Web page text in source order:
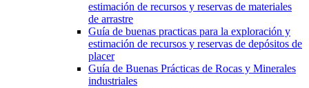
estimación de recursos y reservas de materiales
de arrastre
Guía de buenas practicas para la exploración y
estimación de recursos y reservas de depósitos de
placer
Guía de Buenas Prácticas de Rocas y Minerales
industriales